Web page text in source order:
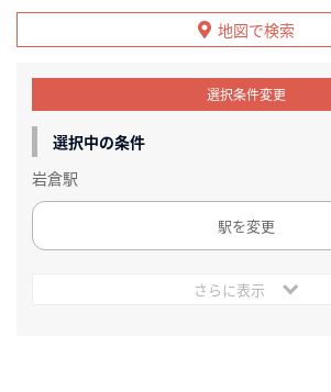
地図で検索
選択条件変更
選択中の条件
岩倉駅
駅を変更
さらに表示